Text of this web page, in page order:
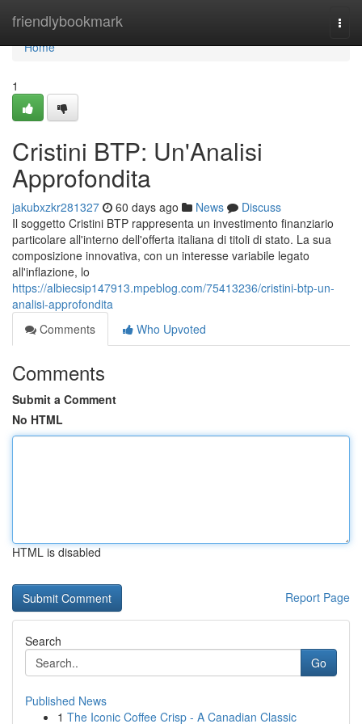
friendlybookmark
Home
Home
1
Cristini BTP: Un'Analisi
Approfondita
jakubxzkr281327 60 days ago News
Discuss
Il soggetto Cristini BTP rappresenta un investimento finanziario
particolare all'interno dell'offerta italiana di titoli di stato. La sua
composizione innovativa, con un interesse variabile legato
all'inflazione, lo
https://albiecsip147913.mpeblog.com/75413236/cristini-btp-un-
analisi-approfondita
Comments
Who Upvoted
Comments
Submit a Comment
No HTML
HTML is disabled
Report Page
Search
Go
Published News
1 The Iconic Coffee Crisp - A Canadian Classic